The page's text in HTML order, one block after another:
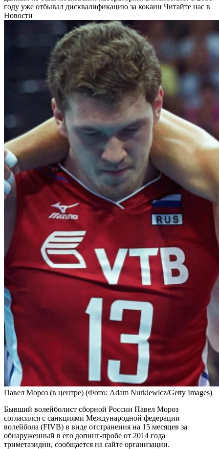
году уже отбывал дисквалификацию за кокаин Читайте нас в
Новости
Павел Мороз (в центре) (Фото: Adam Nurkiewicz/Getty Images)
Бывший волейболист сборной России Павел Мороз
согласился с санкциями Международной федерации
волейбола (FIVB) в виде отстранения на 15 месяцев за
обнаруженный в его допинг-пробе от 2014 года
триметазидин, сообщается на сайте организации.